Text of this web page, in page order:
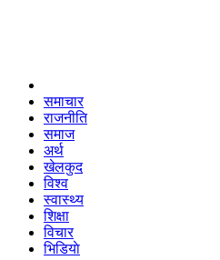
समाचार
राजनीति
समाज
अर्थ
खेलकुद
विश्व
स्वास्थ्य
शिक्षा
विचार
भिडियाे